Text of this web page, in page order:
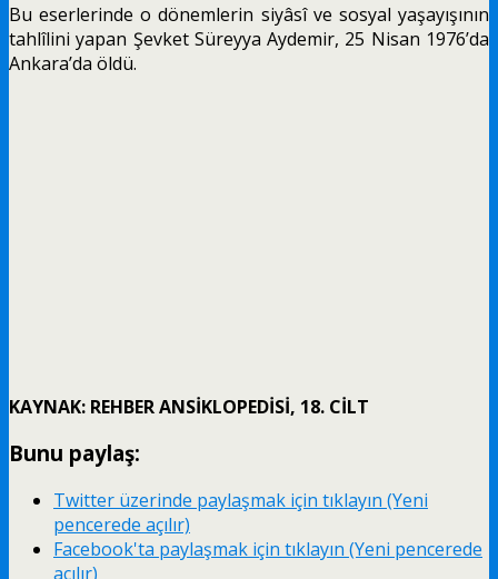
Bu eserlerinde o dönemlerin siyâsî ve sosyal yaşayışının
tahlîlini yapan Şevket Süreyya Aydemir, 25 Nisan 1976’da
Ankara’da öldü.
KAYNAK: REHBER ANSİKLOPEDİSİ, 18. CİLT
Bunu paylaş:
Twitter üzerinde paylaşmak için tıklayın (Yeni
pencerede açılır)
Facebook'ta paylaşmak için tıklayın (Yeni pencerede
açılır)